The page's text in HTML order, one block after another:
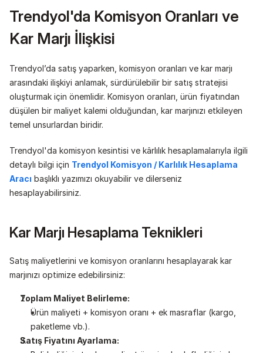
Trendyol'da Komisyon Oranları ve
Kar Marjı İlişkisi
Trendyol’da satış yaparken, komisyon oranları ve kar marjı
arasındaki ilişkiyi anlamak, sürdürülebilir bir satış stratejisi
oluşturmak için önemlidir. Komisyon oranları, ürün fiyatından
düşülen bir maliyet kalemi olduğundan, kar marjınızı etkileyen
temel unsurlardan biridir.
Trendyol'da komisyon kesintisi ve kârlılık hesaplamalarıyla ilgili
detaylı bilgi için Trendyol Komisyon / Karlılık Hesaplama
Aracı başlıklı yazımızı okuyabilir ve dilerseniz
hesaplayabilirsiniz.
Kar Marjı Hesaplama Teknikleri
Satış maliyetlerini ve komisyon oranlarını hesaplayarak kar
marjınızı optimize edebilirsiniz:
Toplam Maliyet Belirleme:
Ürün maliyeti + komisyon oranı + ek masraflar (kargo,
paketleme vb.).
Satış Fiyatını Ayarlama: